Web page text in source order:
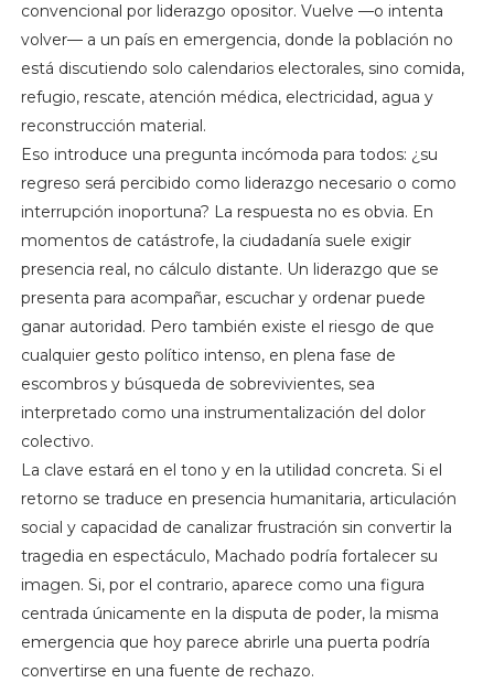
convencional por liderazgo opositor. Vuelve —o intenta
volver— a un país en emergencia, donde la población no
está discutiendo solo calendarios electorales, sino comida,
refugio, rescate, atención médica, electricidad, agua y
reconstrucción material.
Eso introduce una pregunta incómoda para todos: ¿su
regreso será percibido como liderazgo necesario o como
interrupción inoportuna? La respuesta no es obvia. En
momentos de catástrofe, la ciudadanía suele exigir
presencia real, no cálculo distante. Un liderazgo que se
presenta para acompañar, escuchar y ordenar puede
ganar autoridad. Pero también existe el riesgo de que
cualquier gesto político intenso, en plena fase de
escombros y búsqueda de sobrevivientes, sea
interpretado como una instrumentalización del dolor
colectivo.
La clave estará en el tono y en la utilidad concreta. Si el
retorno se traduce en presencia humanitaria, articulación
social y capacidad de canalizar frustración sin convertir la
tragedia en espectáculo, Machado podría fortalecer su
imagen. Si, por el contrario, aparece como una figura
centrada únicamente en la disputa de poder, la misma
emergencia que hoy parece abrirle una puerta podría
convertirse en una fuente de rechazo.